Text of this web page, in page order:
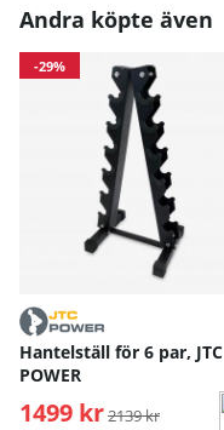
Andra köpte även
-29%
Hantelställ för 6 par, JTC
POWER
1499 kr Ordinarie pris:
2139 kr